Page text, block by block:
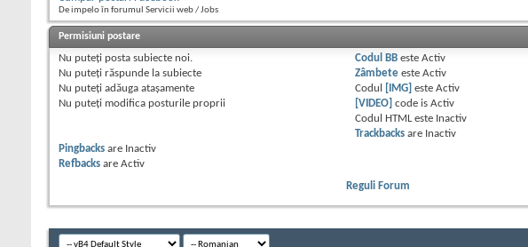
De impelo în forumul Servicii web / Jobs
Permisiuni postare
Nu puteţi posta subiecte noi.
Nu puteţi răspunde la subiecte
Nu puteţi adăuga ataşamente
Nu puteţi modifica posturile proprii
Codul BB esteActiv
Zâmbete esteActiv
Codul
[IMG] esteActiv
[VIDEO] code isActiv
Codul HTML este Inactiv
Trackbacks are Inactiv
Pingbacks are Inactiv
Refbacks are Activ
Reguli Forum